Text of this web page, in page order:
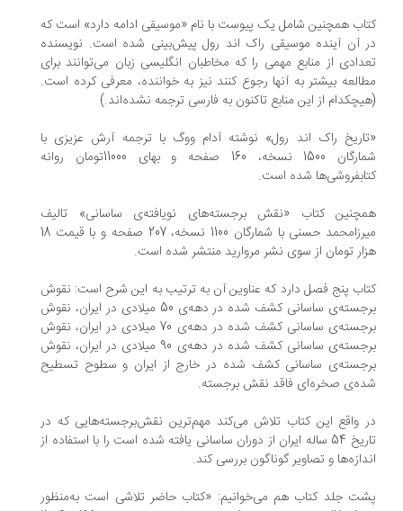
کتاب همچنین شامل یک پیوست با نام «موسیقی ادامه دارد» است که
در آن آینده موسیقی راک اند رول پیش‌بینی شده است. نویسنده
تعدادی از منابع مهمی را که مخاطبان انگلیسی زبان می‌توانند برای
مطالعه بیشتر به آنها رجوع کنند نیز به خواننده، معرفی کرده است.
(هیچکدام از این منابع تاکنون به فارسی ترجمه نشده‌اند.)
«تاریخ راک اند رول» نوشته آدام ووگ با ترجمه آرش عزیزی با
شمارگان 1500 نسخه، 160 صفحه و بهای 11000تومان روانه
کتابفروشی‌ها شده است.
همچنین کتاب «نقش برجسته‌های نویافته‌ی ساسانی» تالیف
میرزامحمد حسنی با شمارگان 1100 نسخه، 207 صفحه و با قیمت 18
هزار تومان از سوی نشر مروارید منتشر شده است.
کتاب پنج فصل دارد که عناوین آن به ترتیب به این شرح است: نقوش
برجسته‌ی ساسانی کشف شده در دهه‌ی 50 میلادی در ایران، نقوش
برجسته‌ی ساسانی کشف شده در دهه‌ی 70 میلادی در ایران، نقوش
برجسته‌ی ساسانی کشف شده در دهه‌ی 90 میلادی در ایران، نقوش
برجسته‌ی ساسانی کشف شده در خارج از ایران و سطوح تسطیح
شده‌ی صخره‌ای فاقد نقش برجسته.
در واقع این کتاب تلاش می‌کند مهم‌ترین نقش‌برجسته‌هایی که در
تاریخ 54 ساله ایران از دوران ساسانی یافته شده است را با استفاده از
اندازه‌ها و تصاویر گوناگون بررسی کند.
پشت جلد کتاب هم می‌خوانیم: «کتاب حاضر تلاشی است به‌منظور